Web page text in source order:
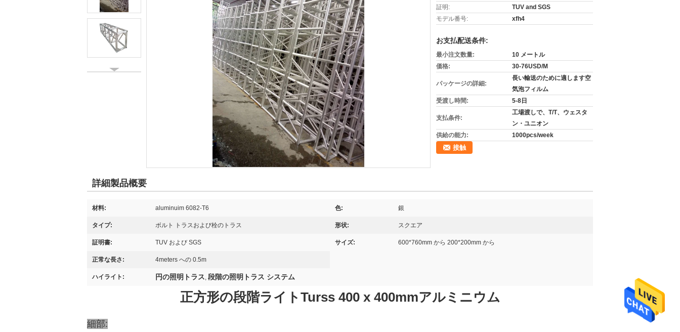
証明:
TUV and SGS
モデル番号:
xfh4
お支払配送条件:
最小注文数量:
10 メートル
価格:
30-76USD/M
パッケージの詳細:
長い輸送のために適します空
気泡フィルム
受渡し時間:
5-8日
支払条件:
工場渡しで、T/T、ウェスタ
ン・ユニオン
供給の能力:
1000pcs/week
接触
詳細製品概要
材料: aluminuim 6082-T6 色: 銀
タイプ: ボルト トラスおよび栓のトラス 形状: スクエア
証明書: TUV および SGS サイズ: 600*760mm から 200*200mm から
正常な長さ: 4meters への 0.5m
ハイライト: 円の照明トラス, 段階の照明トラス システム
正方形の段階ライトTurss 400 x 400mmアルミニウム
細部: